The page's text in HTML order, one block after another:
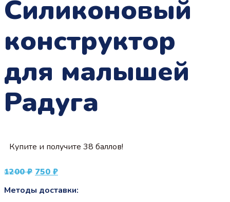
Силиконовый
конструктор
для малышей
Радуга
Купите и получите 38 баллов!
1200₽ Первоначальная
составляла
750 ₽Текущая
750 ₽.
Методы доставки: